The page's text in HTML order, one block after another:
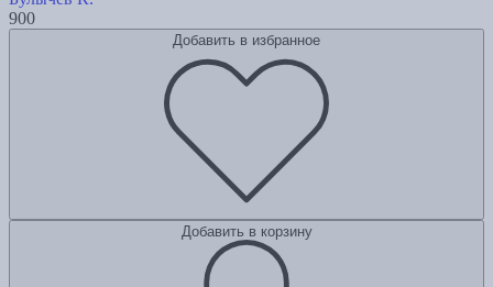
900
Добавить в избранное
Добавить в корзину